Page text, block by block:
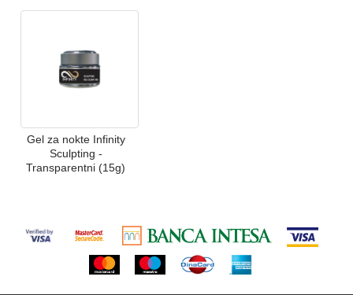
Gel za nokte Infinity
Sculpting -
Transparentni (15g)